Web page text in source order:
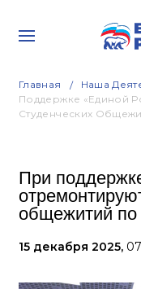
Главная Наша
Поддержке «Единой
Студенческих
При
общежитий по
15 декабря 2025,